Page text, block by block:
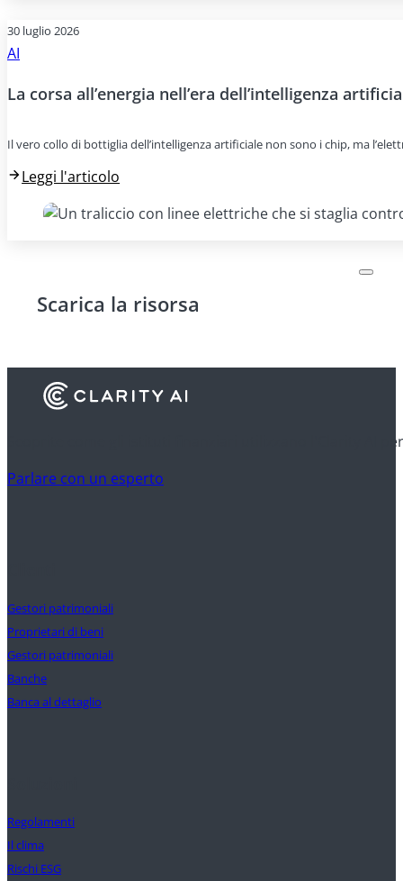
30 luglio 2026
AI
La corsa all’energia nell’era dell’intelligenza
Il vero collo di bottiglia dell’intelligenza artificiale non sono i chip, ma
Leggi l'articolo
Scarica la risorsa
Scoprite come gli istituti finanziari utilizzano l'Clarity AI
Parlare con un esperto
Gestori patrimoniali
Proprietari di beni
Gestori patrimoniali
Banche
Banca al dettaglio
Regolamenti
Il clima
Rischi ESG